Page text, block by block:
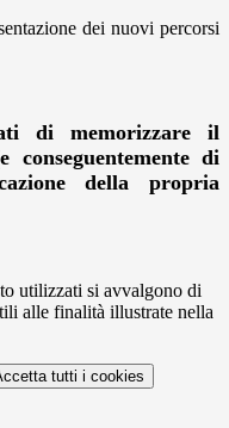
dei nuovi percorsi
di memorizzare il
di
della propria
utilizzati si avvalgono di
alle finalità illustrate nella
tutti i cookies